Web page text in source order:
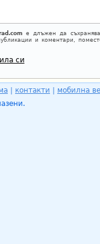
е длъжен да
и коментари,
си
контакти
мобилна